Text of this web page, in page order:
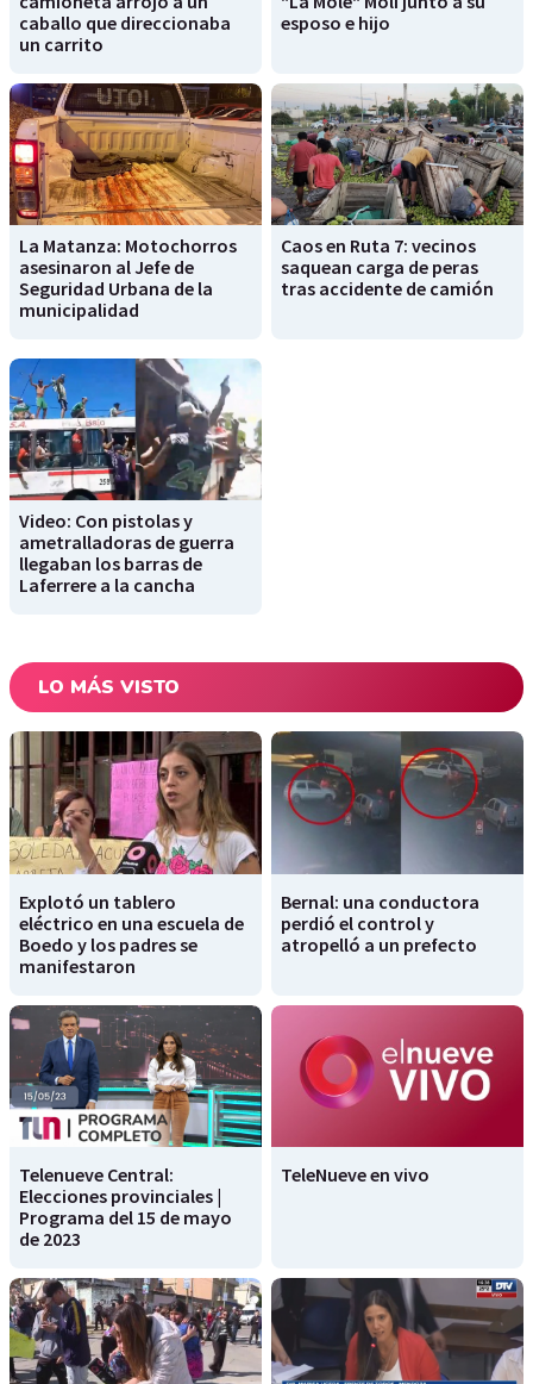
caballo que direccionaba
un carrito
esposo e hijo
La Matanza: Motochorros
asesinaron al Jefe de
Seguridad Urbana de la
municipalidad
Caos en Ruta 7: vecinos
saquean carga de peras
tras accidente de camión
Video: Con pistolas y
ametralladoras de guerra
llegaban los barras de
Laferrere a la cancha
LO MÁS VISTO
Explotó un tablero
eléctrico en una escuela de
Boedo y los padres se
manifestaron
Bernal: una conductora
perdió el control y
atropelló a un prefecto
Telenueve Central:
Elecciones provinciales |
Programa del 15 de mayo
de 2023
TeleNueve en vivo